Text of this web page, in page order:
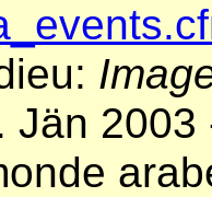
Jän